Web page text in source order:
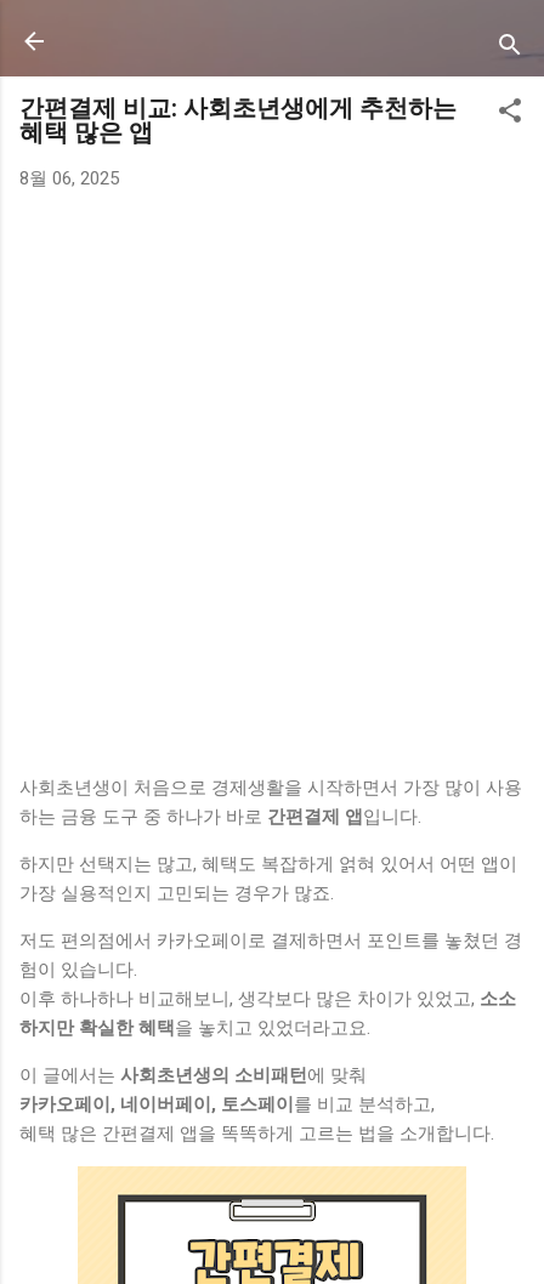
간편결제 비교: 사회초년생에게 추천하는
혜택 많은 앱
8월 06, 2025
사회초년생이 처음으로 경제생활을 시작하면서 가장 많이 사용
하는 금융 도구 중 하나가 바로 간편결제 앱 입니다.
하지만 선택지는 많고, 혜택도 복잡하게 얽혀 있어서 어떤 앱이
가장 실용적인지 고민되는 경우가 많죠.
저도 편의점에서 카카오페이로 결제하면서 포인트를 놓쳤던 경
험이 있습니다.
이후 하나하나 비교해보니, 생각보다 많은 차이가 있었고, 소소
하지만 확실한 혜택 을 놓치고 있었더라고요.
이 글에서는 사회초년생의 소비패턴 에 맞춰
카카오페이, 네이버페이, 토스페이 를 비교 분석하고,
혜택 많은 간편결제 앱을 똑똑하게 고르는 법을 소개합니다.